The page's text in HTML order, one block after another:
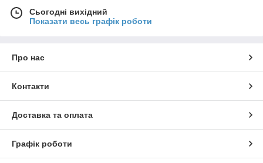
Сьогодні вихідний
Показати весь графік роботи
Про нас
Контакти
Доставка та оплата
Графік роботи